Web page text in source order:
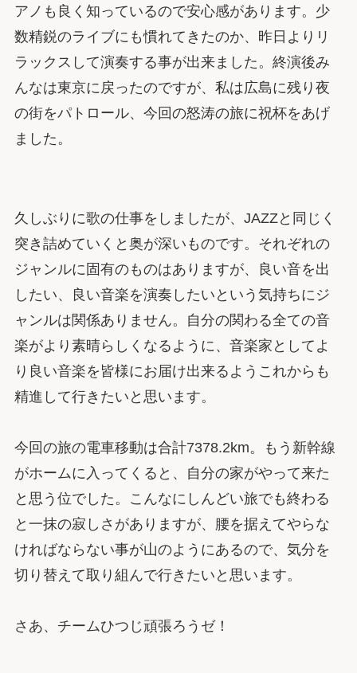
アノも良く知っているので安心感があります。少
数精鋭のライブにも慣れてきたのか、昨日よりリ
ラックスして演奏する事が出来ました。終演後み
んなは東京に戻ったのですが、私は広島に残り夜
の街をパトロール、今回の怒涛の旅に祝杯をあげ
ました。
久しぶりに歌の仕事をしましたが、JAZZと同じく
突き詰めていくと奥が深いものです。それぞれの
ジャンルに固有のものはありますが、良い音を出
したい、良い音楽を演奏したいという気持ちにジ
ャンルは関係ありません。自分の関わる全ての音
楽がより素晴らしくなるように、音楽家としてよ
り良い音楽を皆様にお届け出来るようこれからも
精進して行きたいと思います。
今回の旅の電車移動は合計7378.2km。もう新幹線
がホームに入ってくると、自分の家がやって来た
と思う位でした。こんなにしんどい旅でも終わる
と一抹の寂しさがありますが、腰を据えてやらな
ければならない事が山のようにあるので、気分を
切り替えて取り組んで行きたいと思います。
さあ、チームひつじ頑張ろうゼ！